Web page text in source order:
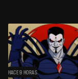
HACE 9 HORAS